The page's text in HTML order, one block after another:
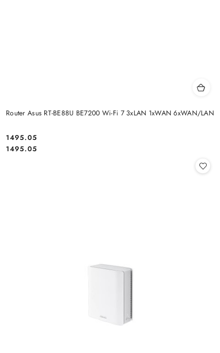
Router Asus RT-BE88U BE7200 Wi-Fi 7 3xLAN 1xWAN 6xWAN/LAN
Cena:
1495.05
Cena:
1495.05